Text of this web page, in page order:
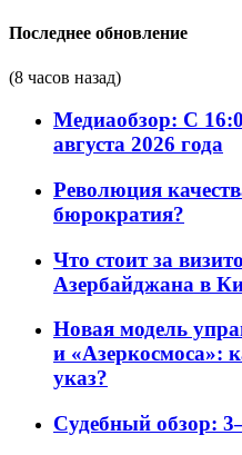
Последнее обновление
(8 часов назад)
Медиаобзор: С
августа 2026 года
Революция
бюрократия?
Что стоит за
Азербайджана в
Новая модель
и «Азеркосмоса»:
указ?
Судебный обзор: